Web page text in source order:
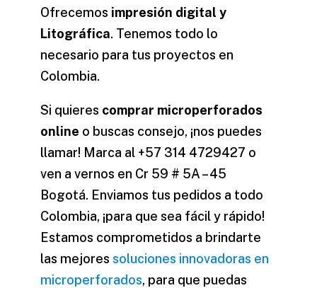
Ofrecemos impresión digital y
Litográfica. Tenemos todo lo
necesario para tus proyectos en
Colombia.
Si quieres comprar microperforados
online o buscas consejo, ¡nos puedes
llamar! Marca al +57 314 4729427 o
ven a vernos en Cr 59 # 5A – 45
Bogotá. Enviamos tus pedidos a todo
Colombia, ¡para que sea fácil y rápido!
Estamos comprometidos a brindarte
las mejores soluciones innovadoras en
microperforados, para que puedas